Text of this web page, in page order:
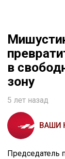
в
зону
5 лет назад
ВАШИ
Председатель